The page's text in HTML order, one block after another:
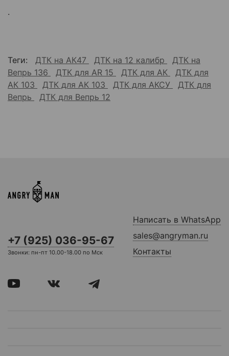
.
Теги: ДТК на АК47 ДТК на 12 калибр
ДТК на
Вепрь 136
ДТК для AR 15 ДТК для АК
ДТК для
АК 103
ДТК для АК 103 ДТК для АКСУ
ДТК для
Вепрь
ДТК для Вепрь 12
+7 (925) 036-95-67
Звонки: пн-пт 10.00-18.00 по Мск
Написать в WhatsApp
sales@angryman.ru
Контакты